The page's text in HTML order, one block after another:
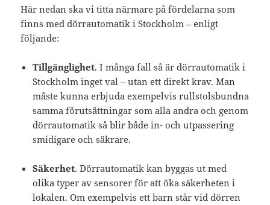
Här nedan ska vi titta närmare på fördelarna som
finns med dörrautomatik i Stockholm – enligt
följande:
Tillgänglighet. I många fall så är dörrautomatik i
Stockholm inget val – utan ett direkt krav. Man
måste kunna erbjuda exempelvis rullstolsbundna
samma förutsättningar som alla andra och genom
dörrautomatik så blir både in- och utpassering
smidigare och säkrare.
Säkerhet. Dörrautomatik kan byggas ut med
olika typer av sensorer för att öka säkerheten i
lokalen. Om exempelvis ett barn står vid dörren